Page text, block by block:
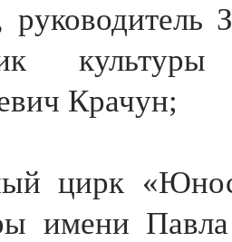
руководитель
культуры
Крачун;
цирк
имени